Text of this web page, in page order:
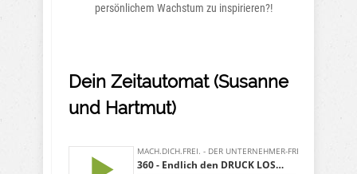
persönlichem Wachstum zu inspirieren?!
Dein Zeitautomat (Susanne
und Hartmut)